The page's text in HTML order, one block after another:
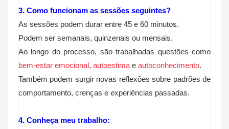
3. Como funcionam as sessões seguintes?
As sessões podem durar entre 45 e 60 minutos.
Podem ser semanais, quinzenais ou mensais.
Ao longo do processo, são trabalhadas questões como
bem-estar emocional, autoestima e autoconhecimento.
Também podem surgir novas reflexões sobre padrões de
comportamento, crenças e experiências passadas.
4. Conheça meu trabalho: